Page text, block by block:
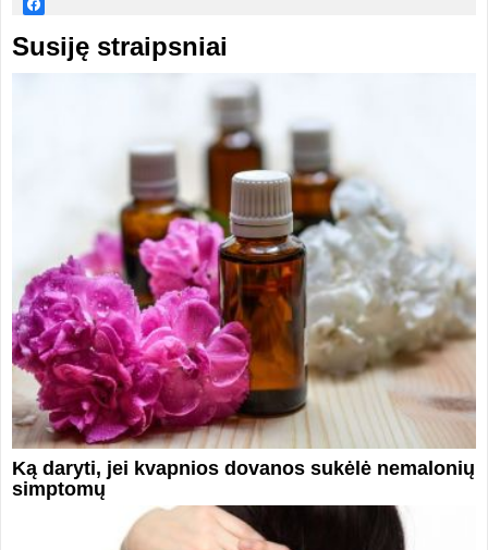
Susiję straipsniai
Ką daryti, jei kvapnios dovanos sukėlė nemalonių
simptomų